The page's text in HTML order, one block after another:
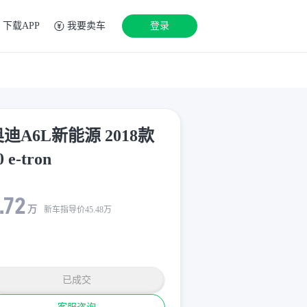
下载APP 我要卖车 登录
迪A6L新能源 2018款
e-tron
万 新车指导价45.48万
已成交